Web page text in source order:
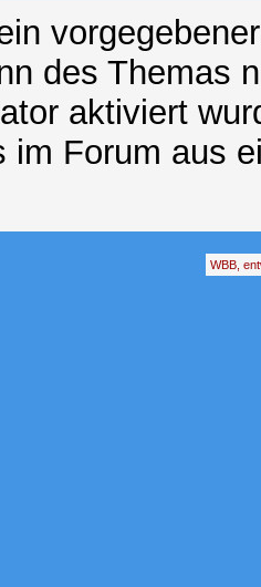
des Themas
aktiviert
im Forum aus
WBB,